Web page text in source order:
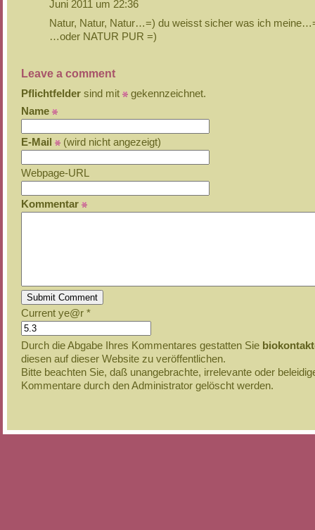
Juni 2011 um 22:36
Natur, Natur, Natur…=) du weisst sicher was ich
…oder NATUR PUR =)
Leave a comment
Pflichtfelder sind mit
gekennzeichnet.
Name
E-Mail (wird nicht angezeigt)
Webpage-URL
Kommentar
Current ye@r *
Durch die Abgabe Ihres Kommentares gestatten Sie
diesen auf dieser Website zu veröffentlichen.
Bitte beachten Sie, daß unangebrachte, irrelevante oder
Kommentare durch den Administrator gelöscht werden.